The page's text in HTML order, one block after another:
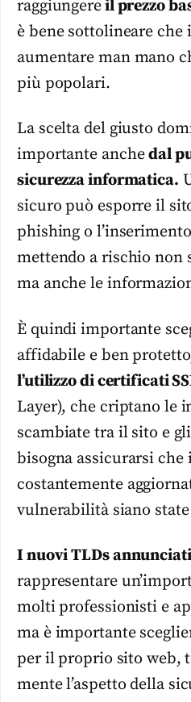
raggiungereil prezzo
è bene sottolineare
aumentare man mano
più popolari.
La scelta del giusto
importante anchedal
sicurezza informatica.
sicuro può esporre il
phishing o
mettendo a rischio non
ma anche le
È quindi importante
affidabile e ben
l’utilizzo di certificati
Layer), che criptano le
scambiate tra il sito e
bisogna assicurarsi che
costantemente
vulnerabilità siano
I nuovi TLDs
rappresentare
molti professionisti e
ma è importante
per il proprio sito web,
mente l’aspetto della